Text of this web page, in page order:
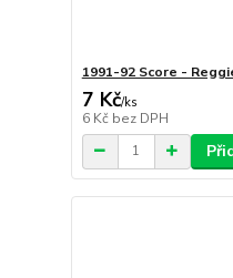
1991-92 Score -
7 Kč/ks
6 Kč bez DPH